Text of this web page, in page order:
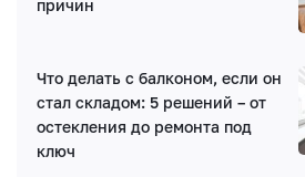
Написать комментарий
причин
Что делать с балконом, если он
стал складом: 5 решений – от
остекления до ремонта под
ключ